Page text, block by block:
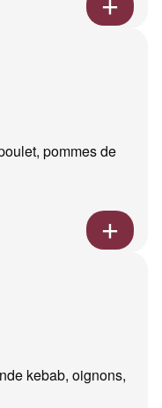
pommes de
kebab, oignons,